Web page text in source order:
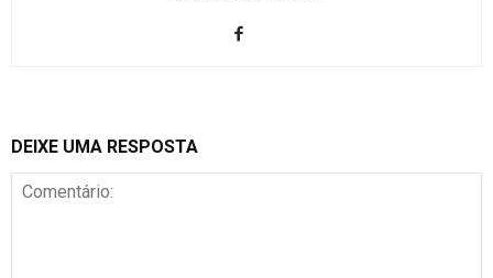
DEIXE UMA RESPOSTA